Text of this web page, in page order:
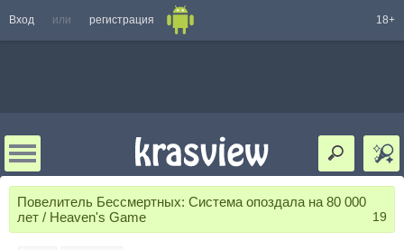
Вход или регистрация 18+
Повелитель Бессмертных: Система опоздала на 80 000
лет / Heaven's Game
19